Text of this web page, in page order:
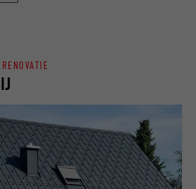
cookies toestaat. Bevat geen
door LinkedIn wanneer een
een ingebed "Volg ons"-venster